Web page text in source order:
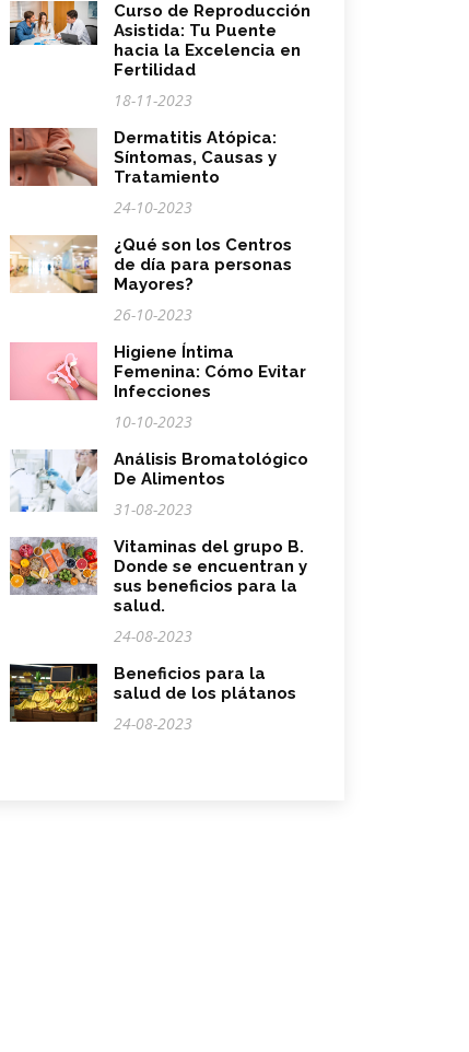
Curso de Reproducción
Asistida: Tu Puente
hacia la Excelencia en
Fertilidad
18-11-2023
Dermatitis Atópica:
Síntomas, Causas y
Tratamiento
24-10-2023
¿Qué son los Centros
de día para personas
Mayores?
26-10-2023
Higiene Íntima
Femenina: Cómo Evitar
Infecciones
10-10-2023
Análisis Bromatológico
De Alimentos
31-08-2023
Vitaminas del grupo B.
Donde se encuentran y
sus beneficios para la
salud.
24-08-2023
Beneficios para la
salud de los plátanos
24-08-2023